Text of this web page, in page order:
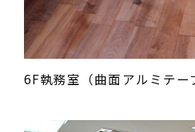
6F執務室（曲面アルミテー